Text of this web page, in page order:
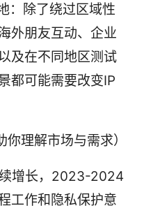
：除了绕过区域性
外朋友互动、企业
及在不同地区测试
都可能需要改变IP
理解市场与需求）
增长，2023-2024
工作和隐私保护意